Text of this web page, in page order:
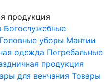
продукция
Богослужебные
Головные уборы Мантии
одежда Погребальные
продукция
для венчания Товары